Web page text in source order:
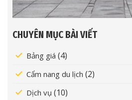
CHUYÊN MỤC BÀI VIẾT
Bảng giá (4)
Cẩm nang du lịch (2)
Dịch vụ (10)